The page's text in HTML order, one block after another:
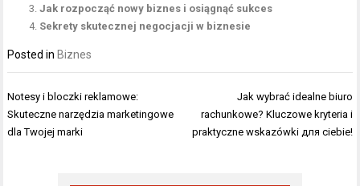
Jak rozpocząć nowy biznes i osiągnąć sukces
Sekrety skutecznej negocjacji w biznesie
Posted inBiznes
Nawigacja
wpisu
Notesy i bloczki reklamowe:
Skuteczne narzędzia marketingowe
dla Twojej marki
Jak wybrać idealne biuro
rachunkowe? Kluczowe kryteria i
praktyczne wskazówki для ciebie!